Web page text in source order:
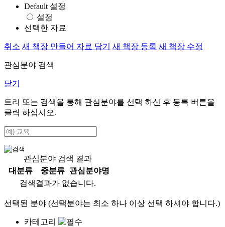
Default 설정
설정
선택한 자료
취소 새 책장 만들어 자료 담기 새 책장 등록 새 책장 수정
관심분야 검색
닫기
트리 또는 검색을 통해 관심분야를 선택 하신 후 등록 버튼을
클릭 하십시오.
관심분야 검색 결과
대분류
중분류
관심분야명
검색결과가 없습니다.
선택된 분야 (선택분야는 최소 하나 이상 선택 하셔야 합니다.)
카테고리